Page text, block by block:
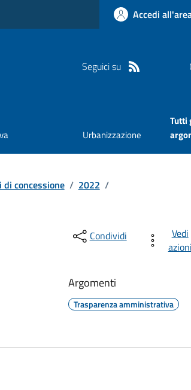
Accedi
Seguici su
Urbanizzazione
Tutti
concessione / 2022 /
Condividi
Vedi
azioni
Argomenti
Trasparenza amministrativa